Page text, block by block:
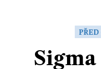
Přerov
Ekonomika
Sport